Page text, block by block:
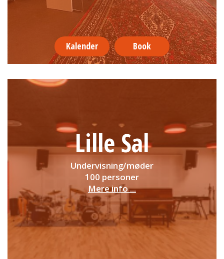
Kalender Book
Lille Sal
Undervisning/møder
100 personer
Mere info ...